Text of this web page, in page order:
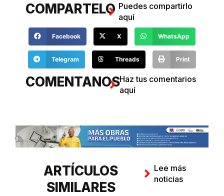
COMPARTELO Puedes compartirlo
aquí
Facebook X WhatsApp
Telegram Threads Print
COMENTANOSHaz tus comentarios
aquí
ARTÍCULOS
SIMILARES
Lee más
noticias